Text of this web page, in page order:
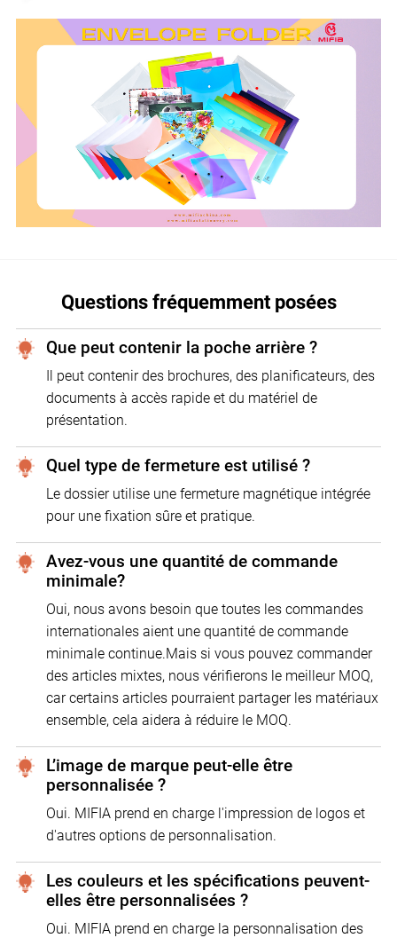
Questions fréquemment posées
Que peut contenir la poche arrière ?
Il peut contenir des brochures, des planificateurs, des
documents à accès rapide et du matériel de
présentation.
Quel type de fermeture est utilisé ?
Le dossier utilise une fermeture magnétique intégrée
pour une fixation sûre et pratique.
Avez-vous une quantité de commande
minimale?
Oui, nous avons besoin que toutes les commandes
internationales aient une quantité de commande
minimale continue.Mais si vous pouvez commander
des articles mixtes, nous vérifierons le meilleur MOQ,
car certains articles pourraient partager les matériaux
ensemble, cela aidera à réduire le MOQ.
L’image de marque peut-elle être
personnalisée ?
Oui. MIFIA prend en charge l'impression de logos et
d'autres options de personnalisation.
Les couleurs et les spécifications peuvent-
elles être personnalisées ?
Oui. MIFIA prend en charge la personnalisation des